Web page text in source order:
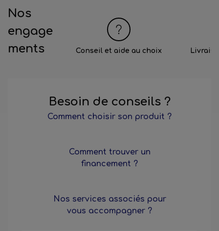
Nos
engage
ments
Conseil et aide au choix
Besoin de conseils ?
Comment choisir son produit ?
Comment trouver un
financement ?
Nos services associés pour
vous accompagner ?